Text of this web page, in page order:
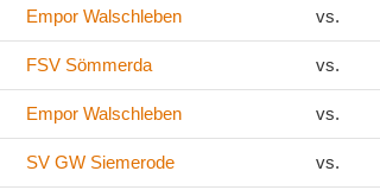
Empor Walschleben vs.
FSV Sömmerda vs.
Empor Walschleben vs.
SV GW Siemerode vs.